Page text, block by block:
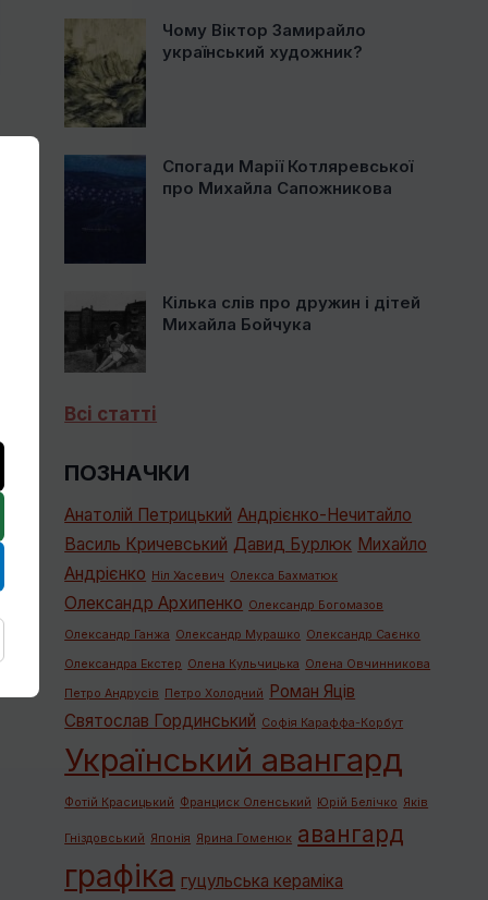
Чому Віктор Замирайло
український художник?
Спогади Марії Котляревської
про Михайла Сапожникова
Кілька слів про дружин і дітей
Михайла Бойчука
Всі статті
ПОЗНАЧКИ
Анатолій Петрицький Андрієнко-Нечитайло
Василь Кричевський Давид Бурлюк Михайло
Андрієнко
Ніл Хасевич Олекса Бахматюк
Олександр Архипенко Олександр Богомазов
Олександр Ганжа Олександр Мурашко Олександр Саєнко
Олександра Екстер Олена Кульчицька Олена Овчинникова
Петро Андрусів Петро Холодний
Роман Яців
Святослав Гординський Софія Караффа-Корбут
Український авангард
Фотій Красицький Франциск Оленський Юрій Белічко Яків
Гніздовський Японія Ярина Гоменюк авангард
графiка гуцульська кераміка